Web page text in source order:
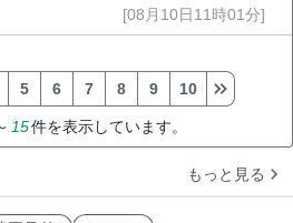
[08月10日11時01分]
15件を表示しています。
5 6 7 8 9 10
もっと見る